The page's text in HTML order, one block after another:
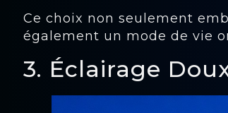
Ce choix non seulement
également un mode de vie
3. Éclairage